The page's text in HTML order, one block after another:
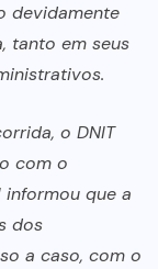
devidamente
tanto em seus
o DNIT
com o
que a
dos
a caso, com o